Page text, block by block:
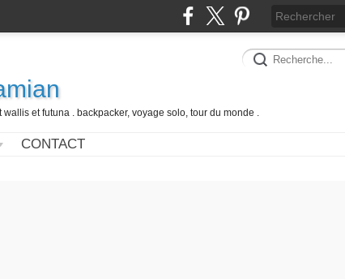
wallis et futuna . backpacker, voyage solo, tour du monde .
CONTACT